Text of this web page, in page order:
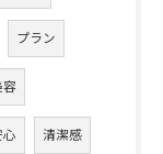
プラン
容
心 清潔感